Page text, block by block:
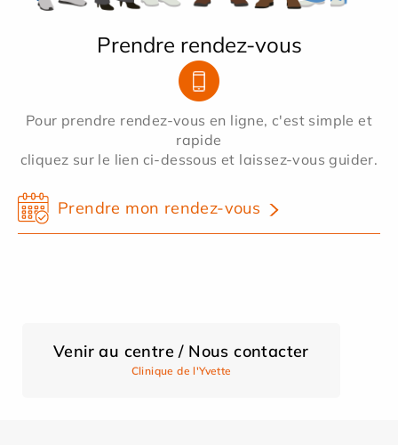
Prendre rendez-vous
Pour prendre rendez-vous en ligne, c'est simple et
rapide
cliquez sur le lien ci-dessous et laissez-vous guider.
Prendre mon rendez-vous
Venir au centre / Nous contacter
Clinique de l'Yvette